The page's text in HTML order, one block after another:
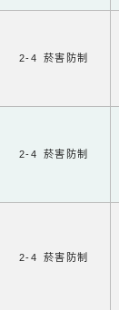
2-4 菸害防制
2-4 菸害防制
2-4 菸害防制